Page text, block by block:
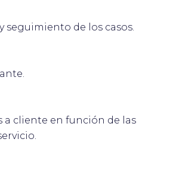
seguimiento de los casos.
a cliente en función de las